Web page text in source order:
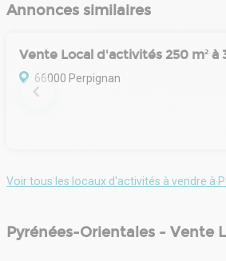
Annonces similaires
Vente Local d'activités 250 m² à
66000 Perpignan
Voir tous les locaux d'activités à vendre à
Pyrénées-Orientales - Vente